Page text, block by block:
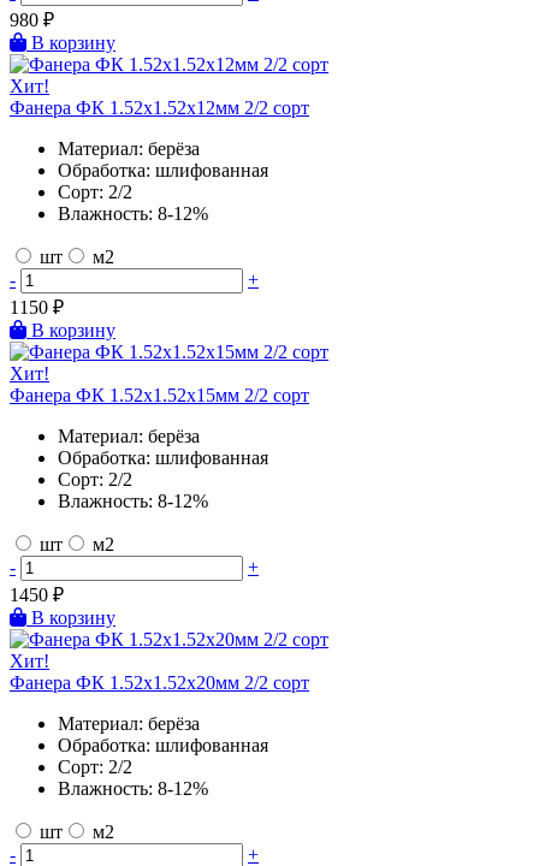
980 ₽
В корзину
Хит!
Фанера ФК 1.52х1.52х12мм 2/2 сорт
Материал: берёза
Обработка: шлифованная
Сорт: 2/2
Влажность: 8-12%
шт
м2
-
+
1150 ₽
В корзину
Хит!
Фанера ФК 1.52х1.52х15мм 2/2 сорт
Материал: берёза
Обработка: шлифованная
Сорт: 2/2
Влажность: 8-12%
шт
м2
-
+
1450 ₽
В корзину
Хит!
Фанера ФК 1.52х1.52х20мм 2/2 сорт
Материал: берёза
Обработка: шлифованная
Сорт: 2/2
Влажность: 8-12%
шт
м2
-
+